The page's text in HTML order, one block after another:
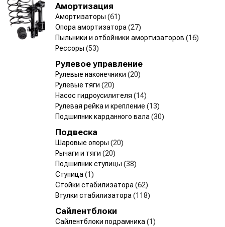
Амортизация
Амортизаторы (61)
Опора амортизатора (27)
Пыльники и отбойники амортизаторов (16)
Рессоры (53)
Рулевое управление
Рулевые наконечники (20)
Рулевые тяги (20)
Насос гидроусилителя (14)
Рулевая рейка и крепление (13)
Подшипник карданного вала (30)
Подвеска
Шаровые опоры (20)
Рычаги и тяги (20)
Подшипник ступицы (38)
Ступица (1)
Стойки стабилизатора (62)
Втулки стабилизатора (118)
Сайлентблоки
Сайлентблоки подрамника (1)